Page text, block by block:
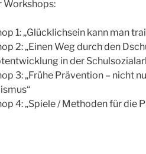
Workshops:
1: „Glücklichsein kann man
2: „Einen Weg durch den
in der
3: „Frühe Prävention – nicht
4: „Spiele / Methoden für die